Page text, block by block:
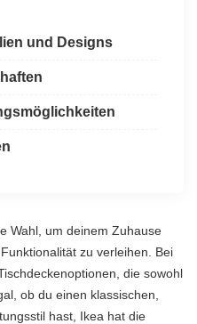
und Designs
Wahl, um deinem Zuhause
zu verleihen. Bei
die sowohl
ob du einen klassischen,
hast, Ikea hat die